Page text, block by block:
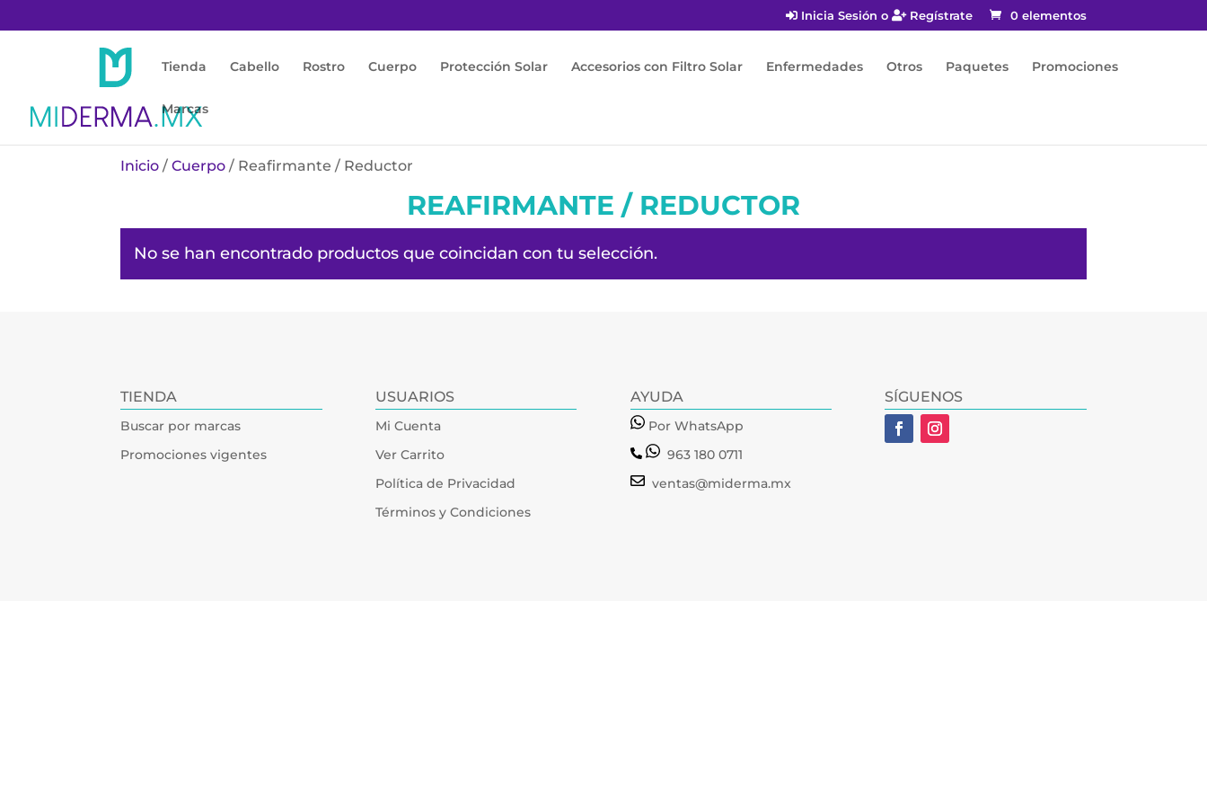
Inicia Sesión o Regístrate 0 elementos
Tienda Cabello Rostro Cuerpo Protección Solar Accesorios con Filtro Solar Enfermedades Otros Paquetes Promociones
Marcas
Inicio /Cuerpo / Reafirmante / Reductor
REAFIRMANTE / REDUCTOR
No se han encontrado productos que coincidan con tu selección.
TIENDA
Buscar por marcas
Promociones vigentes
USUARIOS
Mi Cuenta
Ver Carrito
Política de Privacidad
Términos y Condiciones
AYUDA
Por WhatsApp
963 180 0711
ventas@miderma.mx
SÍGUENOS